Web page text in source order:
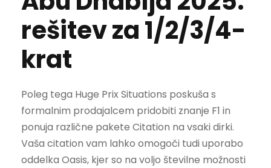
rešitev za 1/2/3/4-
krat
Poleg tega Huge Prix Situations poskuša s
formalnim prodajalcem pridobiti znanje F1 in
ponuja različne pakete Citation na vsaki dirki.
Vaša citation vam lahko omogoči tudi uporabo
oddelka Oasis, kjer so na voljo številne možnosti